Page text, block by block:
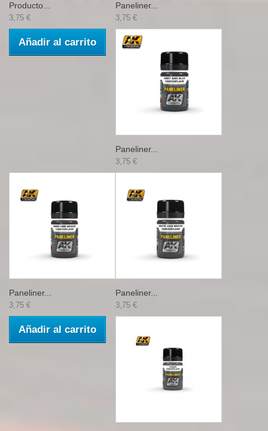
Producto...
3,75 €
Añadir al carrito
Paneliner...
3,75 €
Paneliner...
3,75 €
Paneliner...
3,75 €
Añadir al carrito
Paneliner...
3,75 €